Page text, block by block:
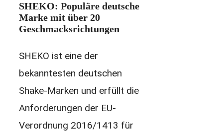
SHEKO: Populäre deutsche
Marke mit über 20
Geschmacksrichtungen
SHEKO ist eine der
bekanntesten deutschen
Shake-Marken und erfüllt die
Anforderungen der EU-
Verordnung 2016/1413 für